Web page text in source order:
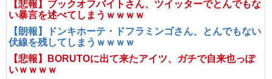
【悲報】ブックオフバイトさん、ツイッターでとんでもな
い暴言を述べてしまうｗｗｗｗ
【朗報】ドンキホーテ・ドフラミンゴさん、とんでもない
伏線を残してしまうｗｗｗｗ
【悲報】BORUTOに出て来たアイツ、ガチで自来也っぽ
いｗｗｗｗ